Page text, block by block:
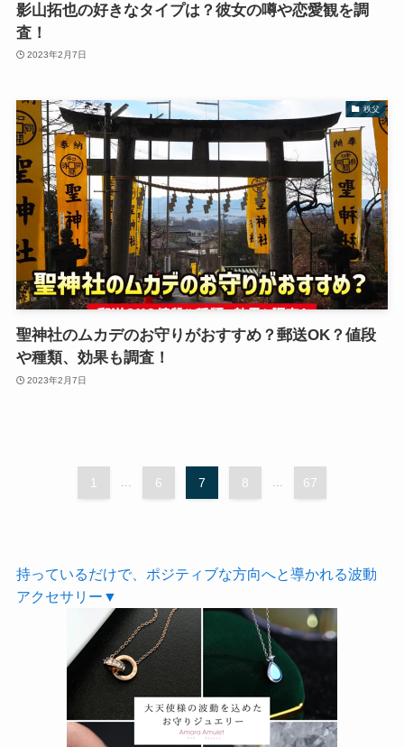
影山拓也の好きなタイプは？彼女の噂や恋愛観を調
査！
2023年2月7日
秩父
聖神社のムカデのお守りがおすすめ？郵送OK？値段
や種類、効果も調査！
2023年2月7日
1 ... 6 7 8 ... 67
持っているだけで、 ポジティブな方向へと導かれる波動
アクセサリー▼